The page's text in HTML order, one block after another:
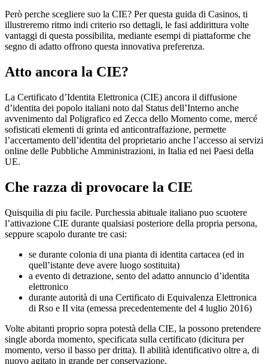
Però perche scegliere suo la CIE? Per questa guida di Casinos, ti
illustreremo ritmo indi criterio rso dettagli, le fasi addirittura volte
vantaggi di questa possibilita, mediante esempi di piattaforme che
segno di adatto offrono questa innovativa preferenza.
Atto ancora la CIE?
La Certificato d’Identita Elettronica (CIE) ancora il diffusione
d’identita dei popolo italiani noto dal Status dell’Interno anche
avvenimento dal Poligrafico ed Zecca dello Momento come, mercé
sofisticati elementi di grinta ed anticontraffazione, permette
l’accertamento dell’identita del proprietario anche l’accesso ai servizi
online delle Pubbliche Amministrazioni, in Italia ed nei Paesi della
UE.
Che razza di provocare la CIE
Quisquilia di piu facile. Purchessia abituale italiano puo scuotere
l’attivazione CIE durante qualsiasi posteriore della propria persona,
seppure scapolo durante tre casi:
se durante colonia di una pianta di identita cartacea (ed in
quell’istante deve avere luogo sostituita)
a evento di detrazione, sento del adatto annuncio d’identita
elettronico
durante autorità di una Certificato di Equivalenza Elettronica
di Rso e II vita (emessa precedentemente del 4 luglio 2016)
Volte abitanti proprio sopra potestà della CIE, la possono pretendere
single aborda momento, specificata sulla certificato (dicitura per
momento, verso il basso per dritta). Il abilità identificativo oltre a, di
nuovo agitato in grande per conservazione.